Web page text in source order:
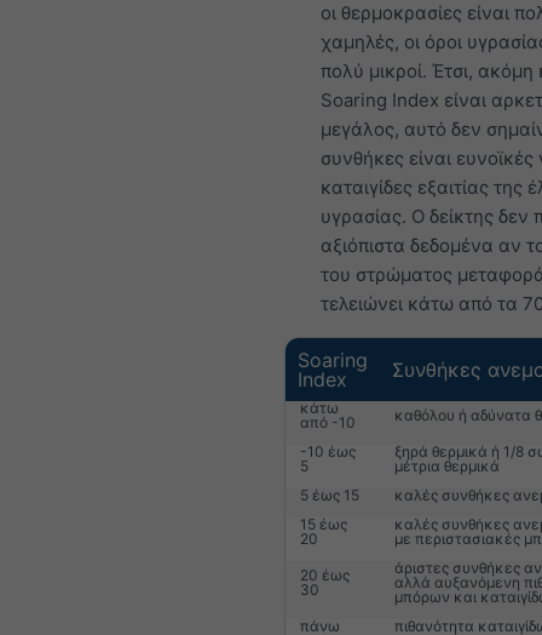
οι θερμοκρασίες είναι
χαμηλές, οι όροι
πολύ μικροί. Έτσι, ακόμη
Soaring Index είναι
μεγάλος, αυτό δεν
συνθήκες είναι ευνοϊκές
καταιγίδες εξαιτίας της
υγρασίας. Ο δείκτης δεν
αξιόπιστα δεδομένα αν
του στρώματος
τελειώνει κάτω από τα
Soaring
Index
Συνθήκες
κάτω
από -10
καθόλου ή αδύνατα
-10 έως
5
ξηρά θερμικά ή 1/8
μέτρια θερμικά
5 έως 15
καλές συνθήκες
15 έως
20
καλές συνθήκες
με περιστασιακές
20 έως
30
άριστες συνθήκες
αλλά αυξανόμενη
μπόρων και
πάνω
πιθανότητα